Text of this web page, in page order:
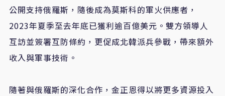
公開支持俄羅斯，隨後成為莫斯科的軍火供應者，
2023年夏季至去年底已獲利逾百億美元。雙方領導人
互訪並簽署互防條約，更促成北韓派兵參戰，帶來額外
收入與軍事技術。
隨著與俄羅斯的深化合作，金正恩得以將更多資源投入